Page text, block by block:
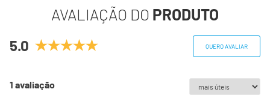
AVALIAÇÃO DO PRODUTO
5.0 QUERO AVALIAR
1 avaliação